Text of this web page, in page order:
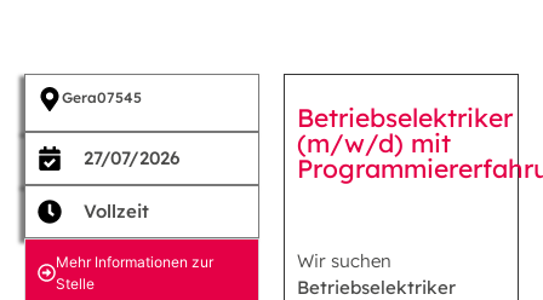
Gera07545
27/07/2026
Vollzeit
Mehr Informationen zur
Stelle
Betriebselektriker
(m/w/d) mit
Wir suchen
Betriebselektriker